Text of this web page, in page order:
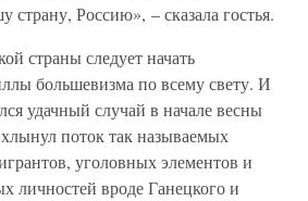
страну, Россию», – сказала гостья.
страны следует начать
большевизма по всему свету. И
удачный случай в начале весны
поток так называемых
уголовных элементов и
личностей вроде Ганецкого и